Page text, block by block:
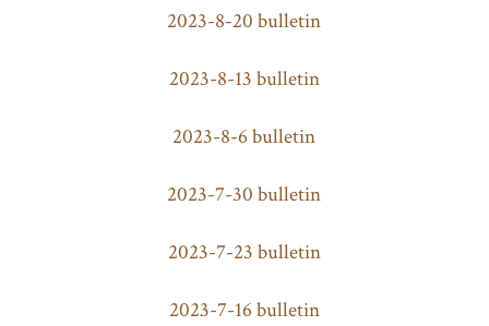
2023-8-20 bulletin
2023-8-13 bulletin
2023-8-6 bulletin
2023-7-30 bulletin
2023-7-23 bulletin
2023-7-16 bulletin